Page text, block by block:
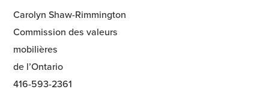
Carolyn Shaw-Rimmington
Commission des valeurs
mobilières
de l’Ontario
416-593-2361